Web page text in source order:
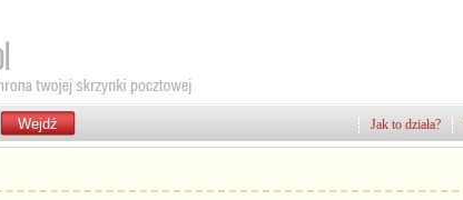
Jak to działa?